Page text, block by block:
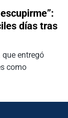
días tras
entregó
como